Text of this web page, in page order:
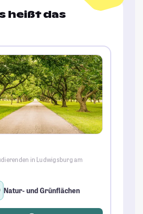
heißt das
in Ludwigsburg am
Natur- und Grünflächen